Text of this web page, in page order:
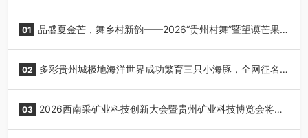
01 品盛夏金芒，舞乡村新韵——2026“贵州村舞”暨望谟芒果
02 多彩贵州城极地海洋世界成功繁育三只小海豚，全网征名
03 2026西南采矿业科技创新大会暨贵州矿业科技博览会将在